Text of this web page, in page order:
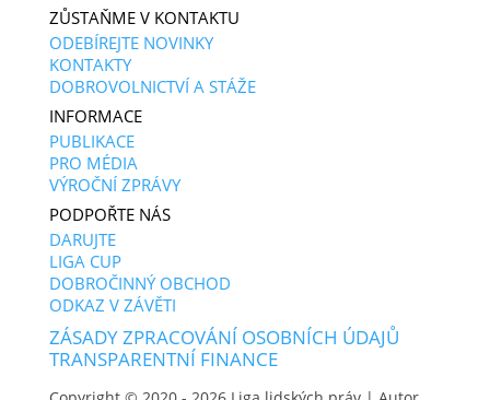
ZŮSTAŇME V KONTAKTU
ODEBÍREJTE NOVINKY
KONTAKTY
DOBROVOLNICTVÍ A STÁŽE
INFORMACE
PUBLIKACE
PRO MÉDIA
VÝROČNÍ ZPRÁVY
PODPOŘTE NÁS
DARUJTE
LIGA CUP
DOBROČINNÝ OBCHOD
ODKAZ V ZÁVĚTI
ZÁSADY ZPRACOVÁNÍ OSOBNÍCH ÚDAJŮ
TRANSPARENTNÍ FINANCE